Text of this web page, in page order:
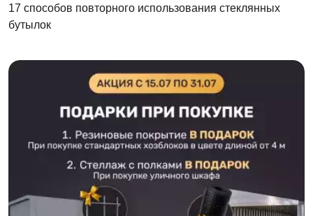
17 способов повторного использования стеклянных
бутылок